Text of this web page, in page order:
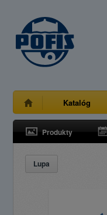
Katalóg
Produkty
Lupa